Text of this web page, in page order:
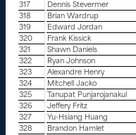
317
Dennis Stevermer
318
Brian Wardrup
319
Edward Jordan
320
Frank Kissick
321
Shawn Daniels
322
Ryan Johnson
323
Alexandre Henry
324
Mitchell Jacko
325
Tanupat Punjarojanakul
326
Jeffery Fritz
327
Yu-Hsiang Huang
328
Brandon Hamlet